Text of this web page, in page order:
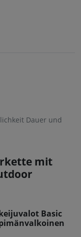
Dauer und
mit
Basic